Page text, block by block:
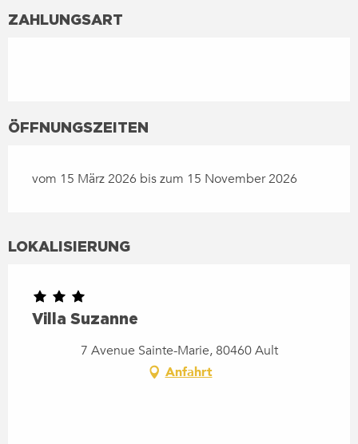
ZAHLUNGSART
ÖFFNUNGSZEITEN
vom 15 März 2026 bis zum 15 November 2026
LOKALISIERUNG
Villa Suzanne
7 Avenue Sainte-Marie, 80460 Ault
Anfahrt